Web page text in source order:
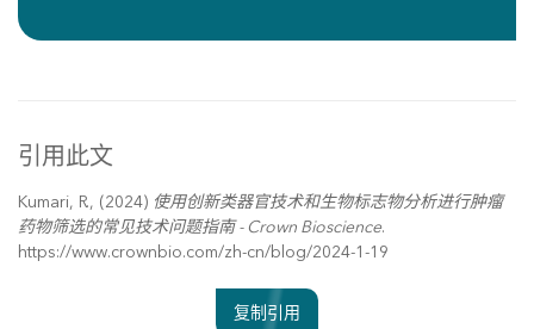
引用此文
Kumari, R., (2024) 使用创新类器官技术和生物标志物分析进行肿瘤
药物筛选的常见技术问题指南 - Crown Bioscience.
https://www.crownbio.com/zh-cn/blog/2024-1-19
复制引用